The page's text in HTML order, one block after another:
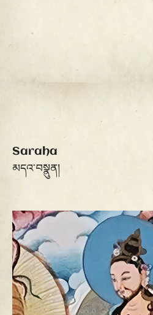
Saraha
མདའ་བསྣུན།